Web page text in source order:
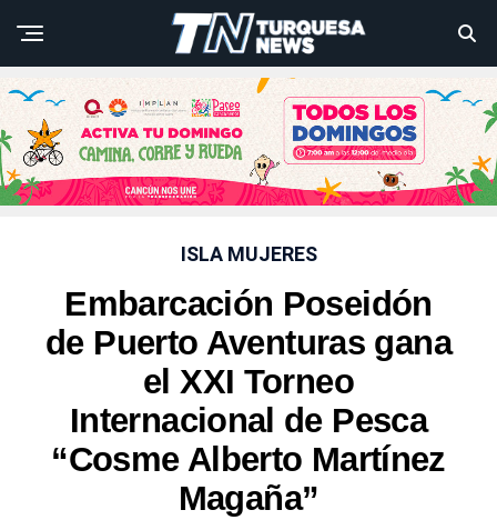
ISLA MUJERES
Embarcación Poseidón
de Puerto Aventuras gana
el XXI Torneo
Internacional de Pesca
“Cosme Alberto Martínez
Magaña”